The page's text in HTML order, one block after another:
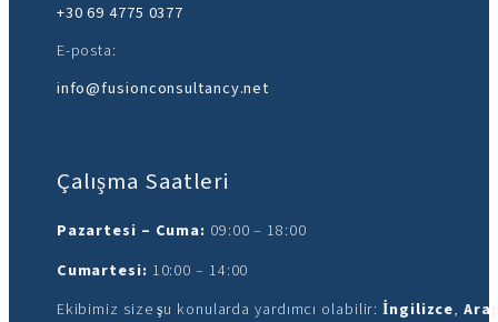
+30 69 4775 0377
E-posta:
info@fusionconsultancy.net
Çalışma Saatleri
Pazartesi – Cuma: 09:00 – 18:00
Cumartesi: 10:00 – 14:00
Ekibimiz size şu konularda yardımcı olabilir:İngilizce,